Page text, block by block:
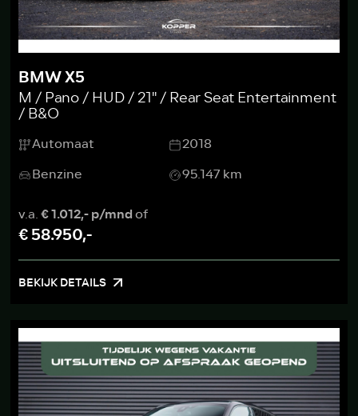
BMW X5
M / Pano / HUD / 21'' / Rear Seat Entertainment
/ B&O
Automaat
2018
Benzine
95.147 km
v.a.€ 1.012,- p/mndof
€ 58.950,-
BEKIJK DETAILS